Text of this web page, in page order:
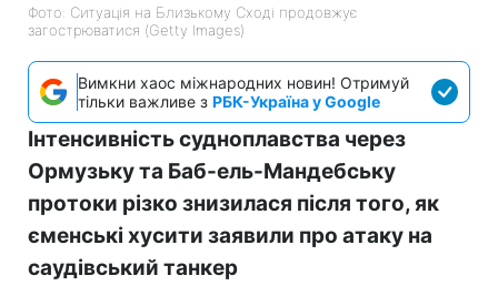
Фото: Ситуація на Близькому Сході продовжує
загострюватися (Getty Images)
Вимкни хаос міжнародних новин! Отримуй
тільки важливе з РБК-Україна у Google
Інтенсивність судноплавства через
Ормузьку та Баб-ель-Мандебську
протоки різко знизилася після того, як
єменські хусити заявили про атаку на
саудівський танкер